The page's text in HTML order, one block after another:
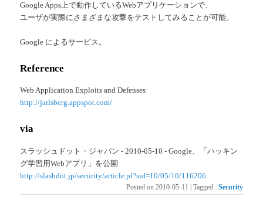
Google Apps上で動作しているWebアプリケーションで、
ユーザが実際にさまざまな攻撃をテストしてみることが可能。
Google によるサービス。
Reference
Web Application Exploits and Defenses
http://jarlsberg.appspot.com/
via
スラッシュドット・ジャパン - 2010-05-10 - Google、「ハッキン
グ学習用Webアプリ」を公開
http://slashdot.jp/security/article.pl?sid=10/05/10/116206
Posted on 2010-05-11 Tagged : Security